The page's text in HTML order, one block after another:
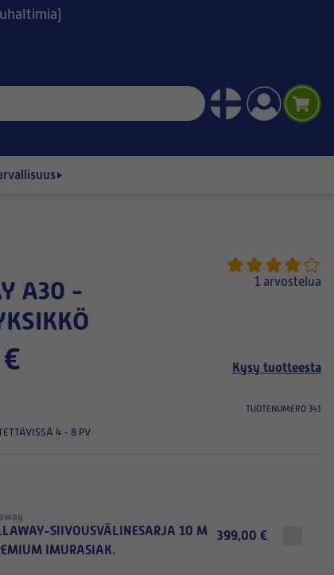
1 arvostelua
Kysy tuotteesta
TUOTENUMERO 341
4 - 8 PV
SIIVOUSVÄLINESARJA 10 M
IMURASIAK.
399,00 €